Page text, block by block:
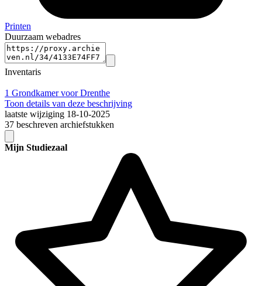
Printen
Duurzaam webadres
Inventaris
1 Grondkamer voor Drenthe
Toon details van deze beschrijving
laatste wijziging 18-10-2025
37 beschreven archiefstukken
Mijn Studiezaal